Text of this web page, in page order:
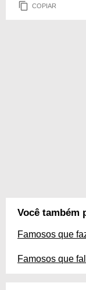
COPIAR
Você também
Famosos que
Famosos que